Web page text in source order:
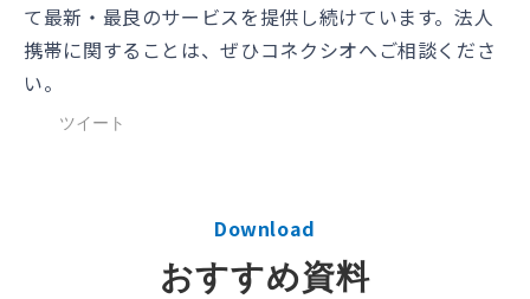
て最新・最良のサービスを提供し続けています。法人
携帯に関することは、ぜひコネクシオへご相談くださ
い。
ツイート
Download
おすすめ資料